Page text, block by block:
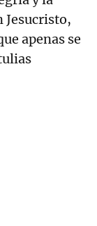
Jesucristo,
apenas se